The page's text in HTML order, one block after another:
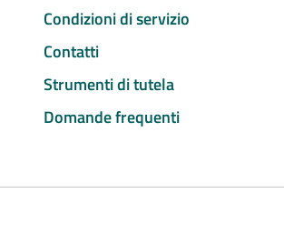
Condizioni di servizio
Contatti
Strumenti di tutela
Domande frequenti